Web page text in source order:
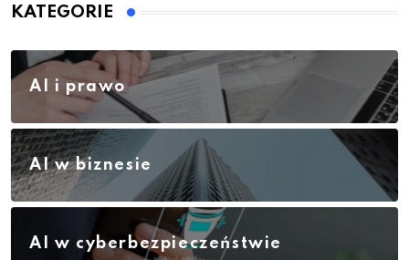
KATEGORIE
AI i prawo
AI w biznesie
AI w cyberbezpieczeństwie